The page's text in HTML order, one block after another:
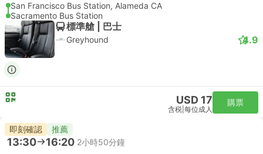
San Francisco Bus Station, Alameda CA
Sacramento Bus Station
標準艙 | 巴士
Greyhound 4.9
USD 17
含税 每位成人
購票
即刻確認 推薦
13:30 16:20 2小時50分鐘